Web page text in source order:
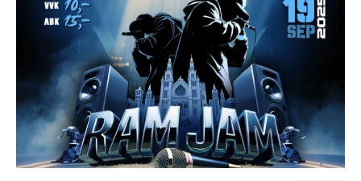
Datenschutzerklärung